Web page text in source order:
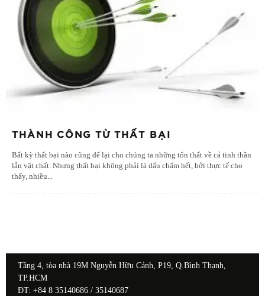
THÀNH CÔNG TỪ THẤT BẠI
Bất kỳ thất bại nào cũng để lại cho chúng ta những tổn thất về cả tinh thần
lẫn vật chất. Nhưng thất bại không phải là dấu chấm hết, bởi thực tế cho
thấy, nhiều...
Tầng 4, tòa nhà 19M Nguyễn Hữu Cảnh, P19, Q.Bình Thạnh,
TP.HCM
ĐT: +84 8 35140686 / 35140687